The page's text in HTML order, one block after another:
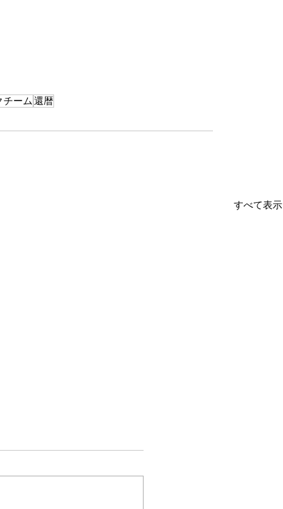
チーム還暦
すべて表示